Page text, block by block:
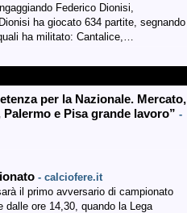
Federico Dionisi,
ha giocato 634 partite, segnando
ha militato: Cantalice,…
per la Nazionale. Mercato,
e Pisa grande lavoro” -
- calciofere.it
il primo avversario di campionato
dalle ore 14,30, quando la Lega